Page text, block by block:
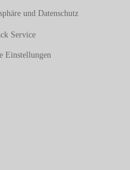
und Datenschutz
Service
Einstellungen